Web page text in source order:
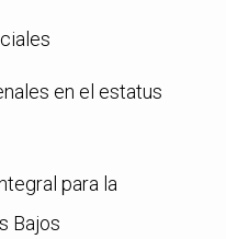
en el estatus
para la
Bajos